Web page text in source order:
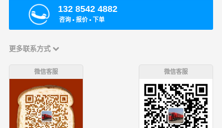
132 8542 4882
咨询 ▪ 报价 ▪ 下单
更多联系方式
微信客服 微信客服